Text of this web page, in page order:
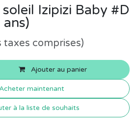
Izipizi Baby #D
taxes comprises)
Ajouter au panier
maintenant
à la liste de souhaits